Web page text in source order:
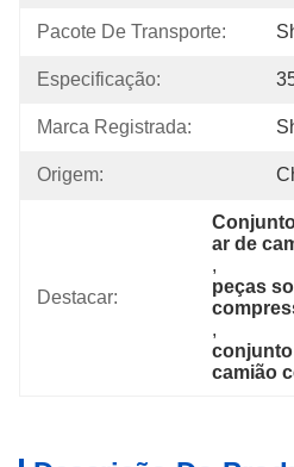
Pacote De Transporte:
Especificação:
Marca Registrada:
Origem:
Destacar:
ar de
,
peças
,
camião